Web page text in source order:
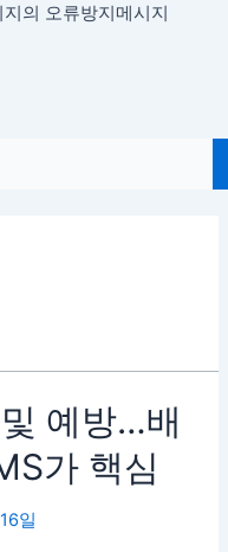
의 오류방지메시지
예방…배
가 핵심
일